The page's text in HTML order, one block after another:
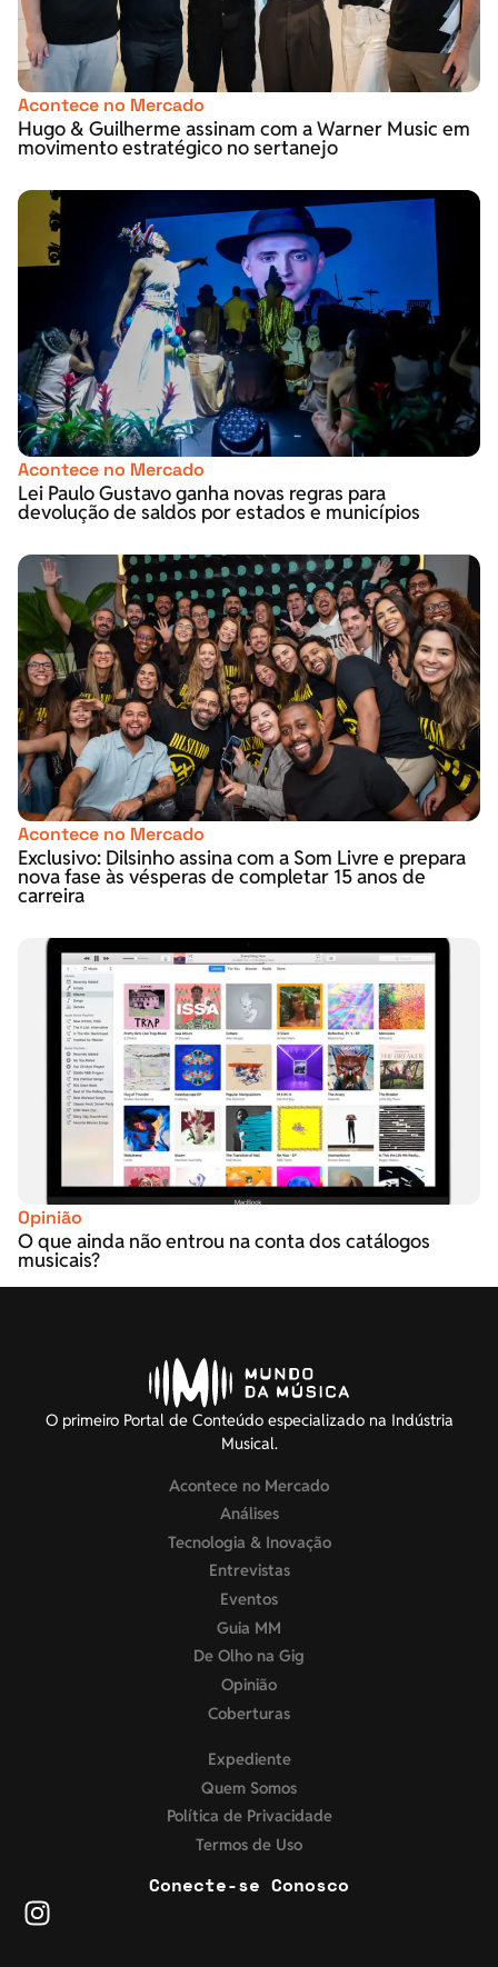
Acontece no Mercado
Hugo & Guilherme assinam com a Warner Music em
movimento estratégico no sertanejo
Acontece no Mercado
Lei Paulo Gustavo ganha novas regras para
devolução de saldos por estados e municípios
Acontece no Mercado
Exclusivo: Dilsinho assina com a Som Livre e prepara
nova fase às vésperas de completar 15 anos de
carreira
Opinião
O que ainda não entrou na conta dos catálogos
musicais?
O primeiro Portal de Conteúdo especializado na Indústria
Musical.
Acontece no Mercado
Análises
Tecnologia & Inovação
Entrevistas
Eventos
Guia MM
De Olho na Gig
Opinião
Coberturas
Expediente
Quem Somos
Política de Privacidade
Termos de Uso
Conecte-se Conosco